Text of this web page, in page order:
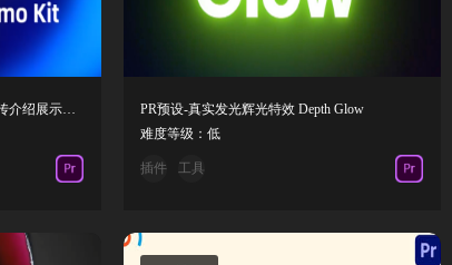
PR脚本-现代公司企业促销推广宣传介绍展示动画预设包
PR预设-真实发光辉光特效 Depth Glow
难度等级：低
插件 工具